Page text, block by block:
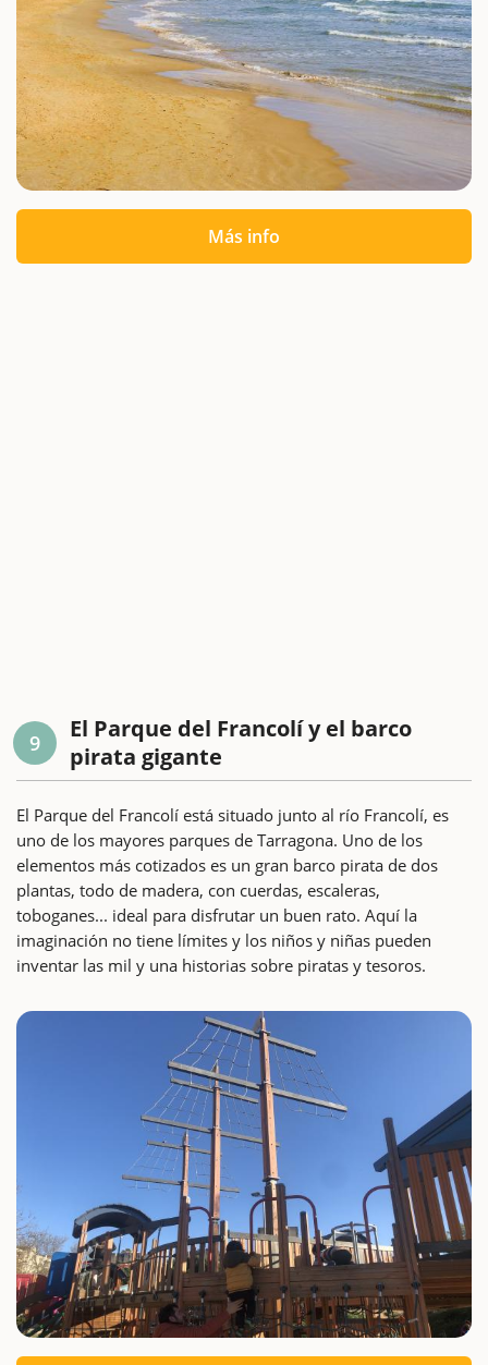
Más info
9
El Parque del Francolí y el barco
pirata gigante
El Parque del Francolí está situado junto al río Francolí, es
uno de los mayores parques de Tarragona. Uno de los
elementos más cotizados es un gran barco pirata de dos
plantas, todo de madera, con cuerdas, escaleras,
toboganes... ideal para disfrutar un buen rato. Aquí la
imaginación no tiene límites y los niños y niñas pueden
inventar las mil y una historias sobre piratas y tesoros.